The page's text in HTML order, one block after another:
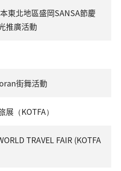
東北地區盛岡SANSA節慶
推廣活動
街舞活動
（KOTFA）
TRAVEL FAIR (KOTFA